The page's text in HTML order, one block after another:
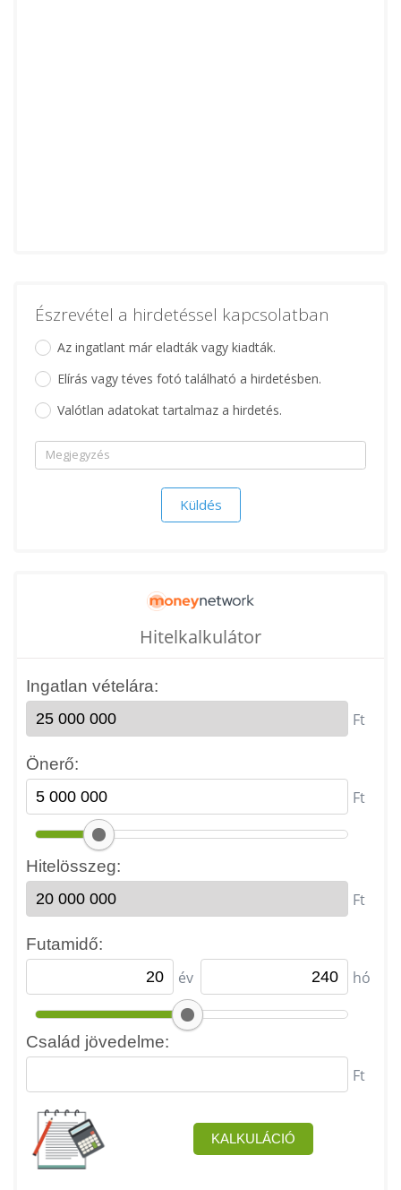
Észrevétel a hirdetéssel kapcsolatban
Az ingatlant már eladták vagy kiadták.
Elírás vagy téves fotó található a hirdetésben.
Valótlan adatokat tartalmaz a hirdetés.